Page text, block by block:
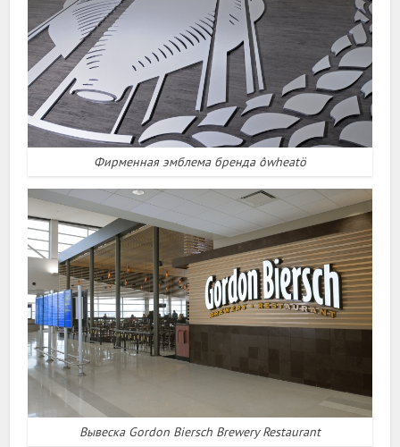
Фирменная эмблема бренда ôwheatö
Вывеска Gordon Biersch Brewery Restaurant